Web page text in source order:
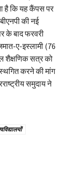
है कि यह कैंपस पर
की नई
के बाद फरवरी
ए-इस्लामी (76
शैक्षणिक सत्र को
स्थगित करने की मांग
समुदाय ने